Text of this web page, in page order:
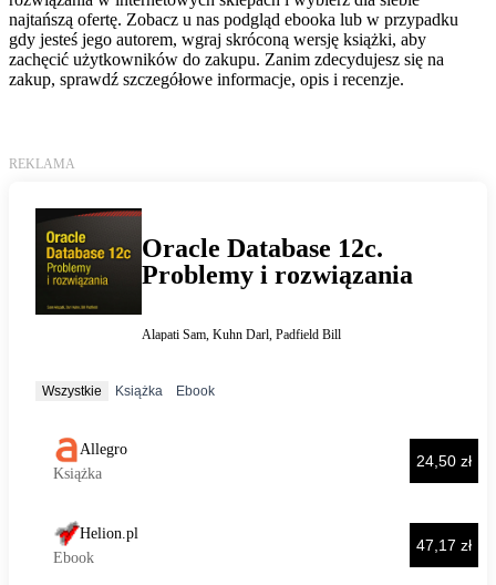
najtańszą ofertę. Zobacz u nas podgląd ebooka lub w przypadku
gdy jesteś jego autorem, wgraj skróconą wersję książki, aby
zachęcić użytkowników do zakupu. Zanim zdecydujesz się na
zakup, sprawdź szczegółowe informacje, opis i recenzje.